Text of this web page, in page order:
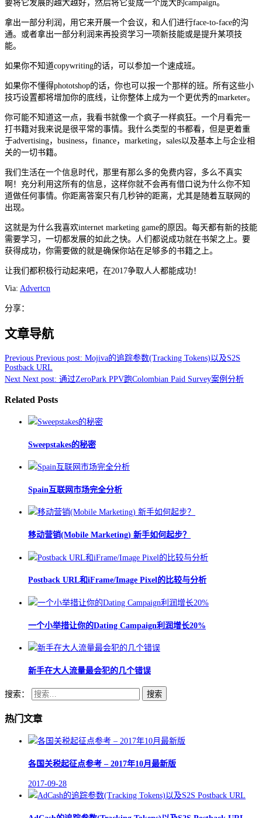
要将它发展的越大越好，然后将它变成一个庞大的campaign。
拿出一部分利润，用它来开展一个会议，和人们进行face-to-face的沟
通。或者拿出一部分利润来再投资学习一项新技能或是提升某项技
能。
如果你不知道copywriting的话，可以参加一个速成班。
如果你不懂得phototshop的话，你也可以报一个那样的班。所有这些小
技巧设置都将增加你的底线，让你整体上成为一个更优秀的marketer。
你可能不知道这一点，我看书就像一个疯子一样疯狂。一个月看完一
打书籍对我来说是很平常的事情。我什么类型的书都看，但是更着重
于advertising，business，finance，marketing，sales以及基本上与企业相
关的一切书籍。
我们生活在一个信息时代，那里有那么多的免费内容，多么不真实
啊！充分利用这所有的信息，这样你就不会再有借口说为什么你不知
道做任何事情。你距离答案只有几秒钟的距离，尤其是随着互联网的
出现。
这就是为什么我喜欢internet marketing game的原因。每天都有新的技能
需要学习，一切都发展的如此之快。人们都说成功就在书架之上。要
获得成功，你需要做的就是确保你站在足够多的书籍之上。
让我们都积极行动起来吧，在2017争取人人都能成功！
Via: Advertcn
分享：
文章导航
Previous Previous post: Mojiva的追踪参数(Tracking Tokens)以及S2S
Postback URL
Next Next post: 通过ZeroPark PPV跑Colombian Paid Survey案例分析
Related Posts
Sweepstakes的秘密
Spain互联网市场完全分析
移动营销(Mobile Marketing) 新手如何起步？
Postback URL和iFrame/Image Pixel的比较与分析
一个小举措让你的Dating Campaign利润增长20%
新手在大人流量最会犯的几个错误
搜索：
热门文章
各国关税起征点参考 – 2017年10月最新版
2017-09-28